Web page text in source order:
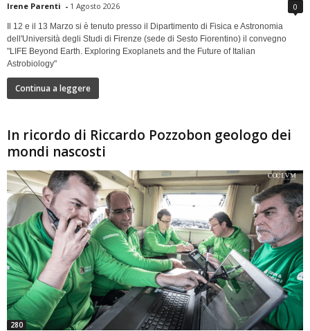
Irene Parenti - 1 Agosto 2026 0
Il 12 e il 13 Marzo si è tenuto presso il Dipartimento di Fisica e Astronomia
dell'Università degli Studi di Firenze (sede di Sesto Fiorentino) il convegno
"LIFE Beyond Earth. Exploring Exoplanets and the Future of Italian
Astrobiology"
Continua a leggere
In ricordo di Riccardo Pozzobon geologo dei
mondi nascosti
280